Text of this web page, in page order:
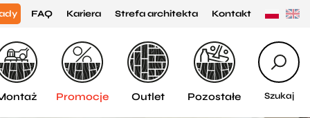
FAQ Kariera Strefa architekta Kontakt
Szukaj
Promocje Outlet Pozostałe